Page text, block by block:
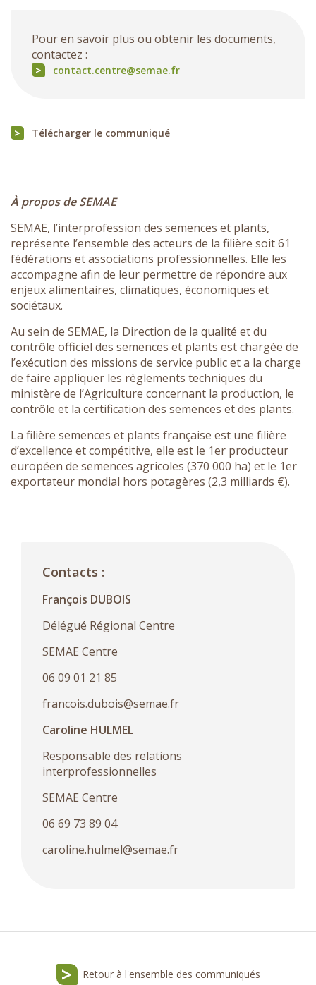
Pour en savoir plus ou obtenir les documents,
contactez :
contact.centre@semae.fr
Télécharger le communiqué
À propos de SEMAE
SEMAE, l’interprofession des semences et plants,
représente l’ensemble des acteurs de la filière soit 61
fédérations et associations professionnelles. Elle les
accompagne afin de leur permettre de répondre aux
enjeux alimentaires, climatiques, économiques et
sociétaux.
Au sein de SEMAE, la Direction de la qualité et du
contrôle officiel des semences et plants est chargée de
l’exécution des missions de service public et a la charge
de faire appliquer les règlements techniques du
ministère de l’Agriculture concernant la production, le
contrôle et la certification des semences et des plants.
La filière semences et plants française est une filière
d’excellence et compétitive, elle est le 1er producteur
européen de semences agricoles (370 000 ha) et le 1er
exportateur mondial hors potagères (2,3 milliards €).
Contacts :
François DUBOIS
Délégué Régional Centre
SEMAE Centre
06 09 01 21 85
francois.dubois@semae.fr
Caroline HULMEL
Responsable des relations
interprofessionnelles
SEMAE Centre
06 69 73 89 04
caroline.hulmel@semae.fr
Retour à l'ensemble des communiqués